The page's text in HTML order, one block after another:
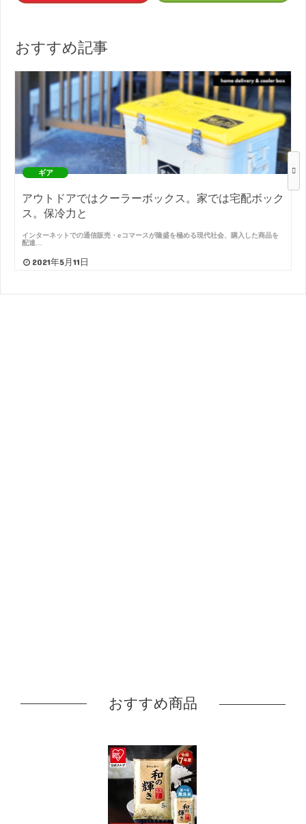
おすすめ記事
ギア
アウトドアではクーラーボックス。家では宅配ボック
ス。保冷力と
インターネットでの通信販売・eコマースが隆盛を極める現代社会、購入した商品を
配達…
2021年5月11日
おすすめ商品